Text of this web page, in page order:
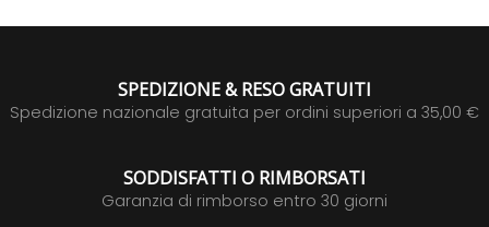
SPEDIZIONE & RESO GRATUITI
Spedizione nazionale gratuita per ordini superiori a 35,00 €
SODDISFATTI O RIMBORSATI
Garanzia di rimborso entro 30 giorni